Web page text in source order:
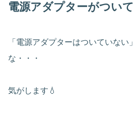
電源アダプターがつい
「電源アダプターはついていない
な・・・
気がします💧